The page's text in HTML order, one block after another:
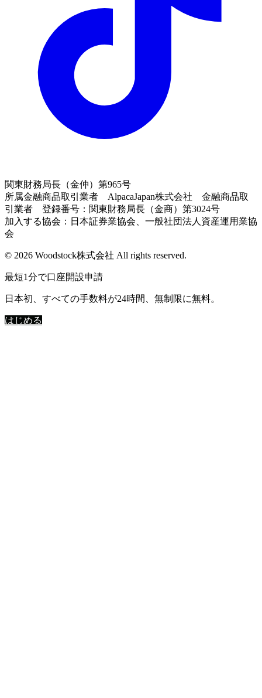
関東財務局長（金仲）第965号
所属金融商品取引業者 AlpacaJapan株式会社 金融商品取
引業者 登録番号：関東財務局長（金商）第3024号
加入する協会：日本証券業協会、一般社団法人資産運用業協
会
© 2026 Woodstock株式会社 All rights reserved.
最短1分で口座開設申請
日本初、すべての手数料が24時間、無制限に無料。
はじめる